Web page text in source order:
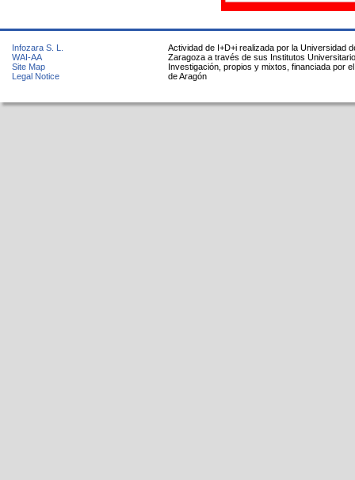
Infozara S. L.
WAI-AA
Site Map
Legal Notice
Actividad de I+D+i realizada por la Universidad
Zaragoza a través de sus Institutos
Investigación, propios y mixtos, financiada por
de Aragón